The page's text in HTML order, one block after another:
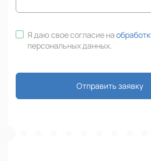
Я даю свое согласие на
персональных данных.
Отправить заявку